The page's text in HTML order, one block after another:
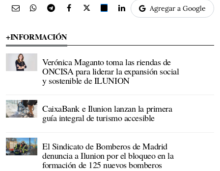
Agregar a Google
+INFORMACIÓN
Verónica Maganto toma las riendas de
ONCISA para liderar la expansión social
y sostenible de ILUNION
CaixaBank e Ilunion lanzan la primera
guía integral de turismo accesible
El Sindicato de Bomberos de Madrid
denuncia a Ilunion por el bloqueo en la
formación de 125 nuevos bomberos